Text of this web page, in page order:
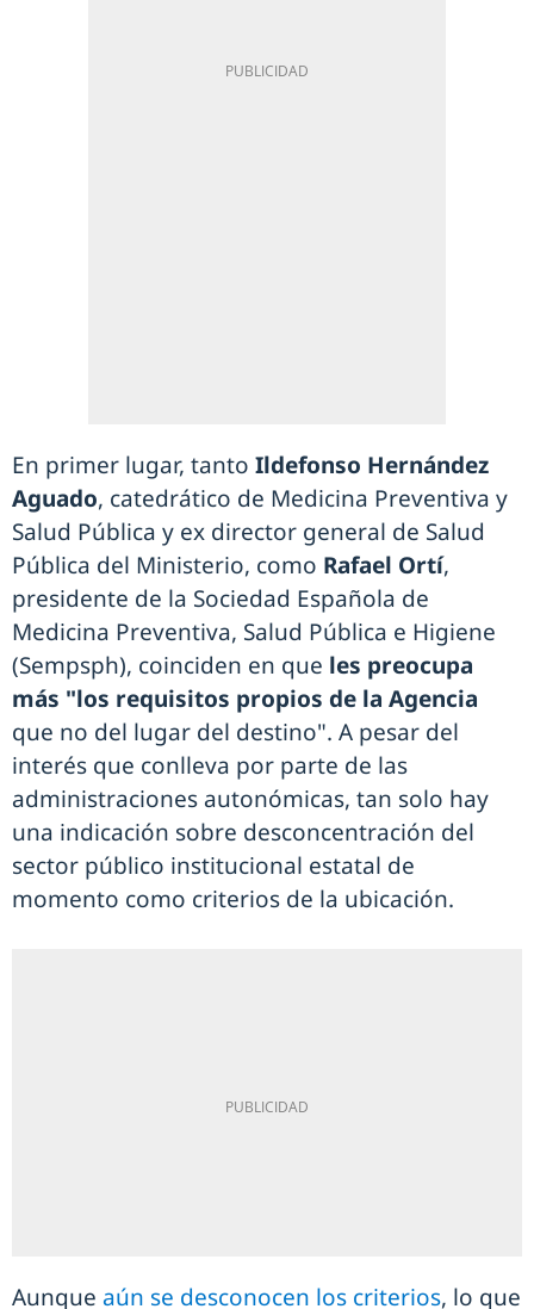
En primer lugar, tanto Ildefonso Hernández
Aguado, catedrático de Medicina Preventiva y
Salud Pública y ex director general de Salud
Pública del Ministerio, como Rafael Ortí,
presidente de la Sociedad Española de
Medicina Preventiva, Salud Pública e Higiene
(Sempsph), coinciden en que les preocupa
más "los requisitos propios de la Agencia
que no del lugar del destino". A pesar del
interés que conlleva por parte de las
administraciones autonómicas, tan solo hay
una indicación sobre desconcentración del
sector público institucional estatal de
momento como criterios de la ubicación.
Aunque aún se desconocen los criterios, lo que